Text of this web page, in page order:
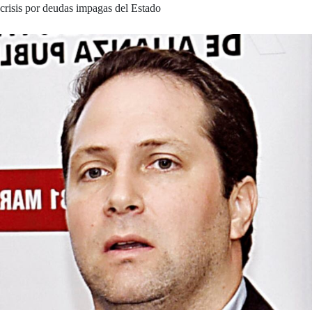
crisis por deudas impagas del Estado